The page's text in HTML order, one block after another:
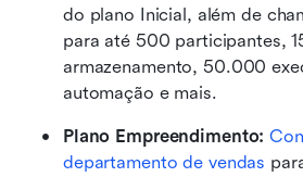
do plano Inicial, além de
para até 500 participantes,
armazenamento, 50.000
automação e mais.
Plano Empreendimento:
departamento de vendas